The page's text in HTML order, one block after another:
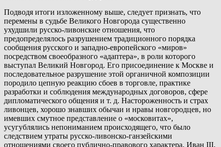
Подводя итоги изложенному выше, следует признать, что
перемены в судьбе Великого Новгорода существенно
ухудшили русско-ливонские отношения, что
предопределялось разрушением традиционного порядка
сообщения русского и западно-европейского «миров»
посредством своеобразного «адаптера», в роли которого
выступал Великий Новгород. Его присоединение к Москве и
последовательное разрушение этой органичной композиции
породило цепную реакцию сбоев в торговле, практике
разработки и соблюдения международных договоров, сфере
дипломатического общения и т. д. Настороженность и страх
ливонцев, хорошо знавших обычаи и нравы новгородцев, но
имевших смутное представление о «московитах»,
усугублялись непониманием происходящего, что было
следствием утраты русско-ливонско-ганзейскими
отношениями своего публично-правового характера. Иван III,